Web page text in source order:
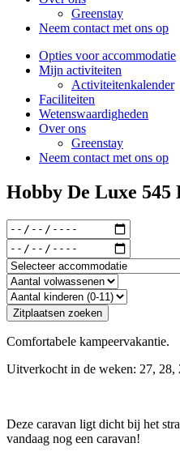
Greenstay
Neem contact met ons op
Opties voor accommodatie
Mijn activiteiten
Activiteitenkalender
Faciliteiten
Wetenswaardigheden
Over ons
Greenstay
Neem contact met ons op
Hobby De Luxe
Comfortabele kampeervakantie.
Uitverkocht in de weken: 27, 28,
Deze caravan ligt dicht bij het
vandaag nog een caravan!